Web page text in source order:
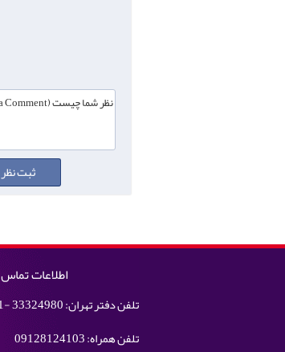
اطلاعات تماس
تلفن دفتر تهران: 33324980 -021
تلفن همراه: 09128124103